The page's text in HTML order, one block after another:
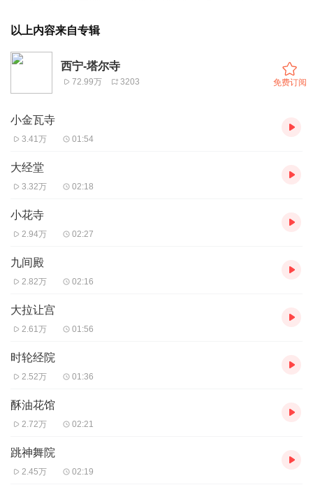
事和神话故事。 单幅堆绣不仅在各殿堂、经堂内悬挂，塔尔寺大经
艺僧依照藏传佛教十六罗汉和八仙各自的神通，根据自己的丰富想
象和审美经验，堆绣出个性鲜明、形态表情各异的十六罗汉及八仙
形象。他们或降龙、或伏虎、或镇魔、或返老还童，其造型皆静中
售，已经成为一种寺院的商品和礼品。有外地施主、知名人士、贵
宾来寺参观考察，寺方通常赠以堆绣佛像作为纪念。此外，寺院还
也可以挑一两幅带回家做纪念。 感谢您的收听，链景旅行APP小秘
书祝您旅行愉快！
以上内容来自专辑
西宁-塔尔寺
72.99万 3203 免费订阅
小金瓦寺
3.41万 01:54
大经堂
3.32万 02:18
小花寺
2.94万 02:27
九间殿
2.82万 02:16
大拉让宫
2.61万 01:56
时轮经院
2.52万 01:36
酥油花馆
2.72万 02:21
跳神舞院
2.45万 02:19